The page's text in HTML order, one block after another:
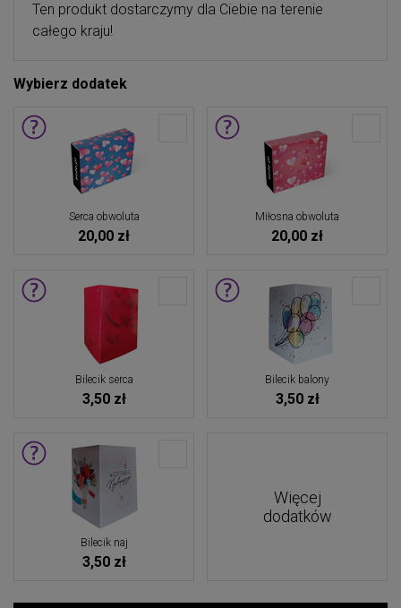
Ten produkt dostarczymy dla Ciebie na terenie
całego kraju!
Wybierz dodatek
Serca obwoluta
20,00 zł
Miłosna obwoluta
20,00 zł
Bilecik serca
3,50 zł
Bilecik balony
3,50 zł
Bilecik naj
3,50 zł
Więcej
dodatków